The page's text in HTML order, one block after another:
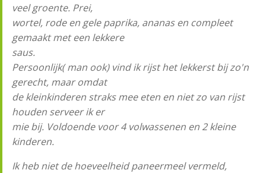
veel groente. Prei,
wortel, rode en gele paprika, ananas en compleet
gemaakt met een lekkere
saus.
Persoonlĳk( man ook) vind ik rĳst het lekkerst bĳ zo'n
gerecht, maar omdat
de kleinkinderen straks mee eten en niet zo van rĳst
houden serveer ik er
mie bĳ. Voldoende voor 4 volwassenen en 2 kleine
kinderen.
Ik heb niet de hoeveelheid paneermeel vermeld,